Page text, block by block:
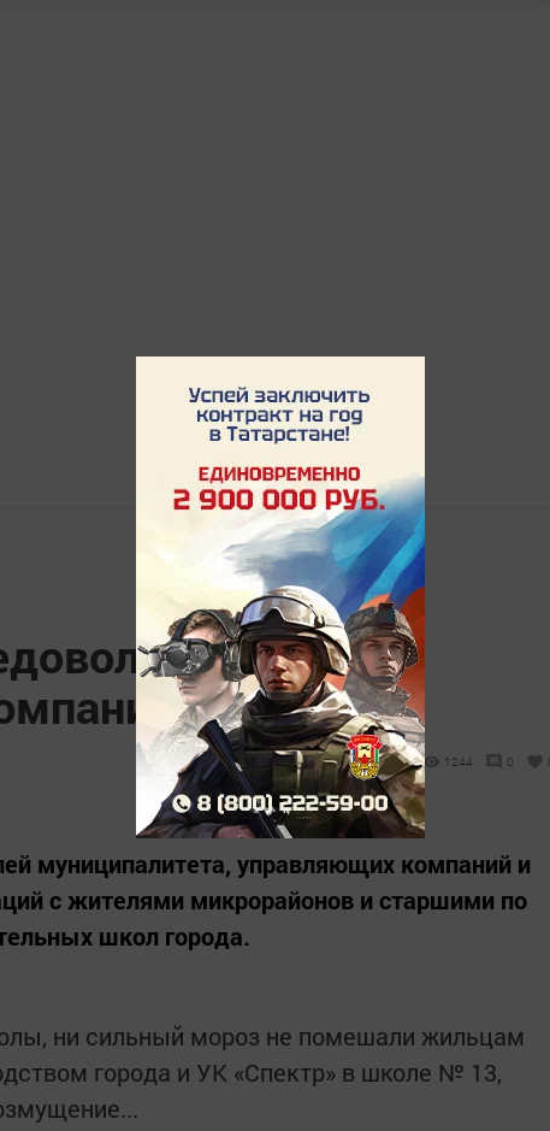
работой
1244 0
муниципалитета, управляющих компаний и
с жителями микрорайонов и старшими по
школ города.
ни сильный мороз не помешали жильцам
города и УК «Спектр» в школе № 13,